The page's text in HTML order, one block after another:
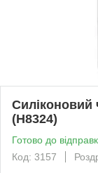
Силіконовий
(H8324)
Готово до
Код: 3157